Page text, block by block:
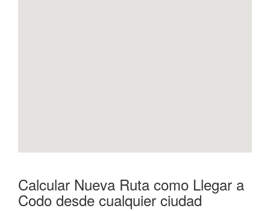
Calcular Nueva Ruta como Llegar a
Codo desde cualquier ciudad